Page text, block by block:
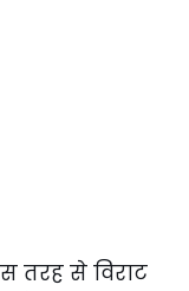
तरह से विराट